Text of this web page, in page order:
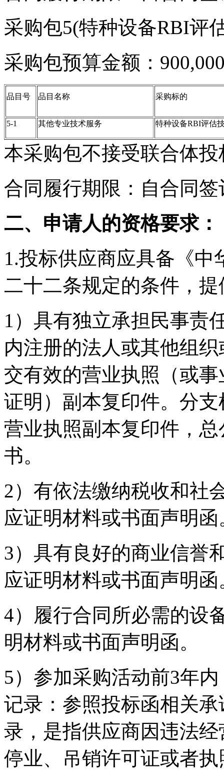
采购包5(特种设备RBI评
采购包预算金额：
品目号 品目名称 采购标的
5-1 其他专业技术服务 特种设备RBI评估
本采购包不接受联合体投
合同履行期限：自合同
二、申请人的资格要求：
1.投标供应商应具备《
二十二条规定的条件，
1）具有独立承担民事责
内注册的法人或其他组
交有效的营业执照（或
证明）副本复印件。分
营业执照副本复印件，
书。
2）有依法缴纳税收和社
应证明材料或书面声明函
3）具有良好的商业信誉
应证明材料或书面声明函
4）履行合同所必需的设
明材料或书面声明函。
5）参加采购活动前3年
记录：参照投标函相关
录，是指供应商因违法
停业、吊销许可证或者